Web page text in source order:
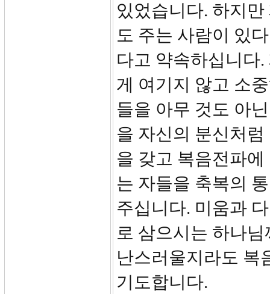
있었습니다. 하지
도 주는 사람이 있
다고 약속하십니다
게 여기지 않고 소
들을 아무 것도 아
을 자신의 분신처
을 갖고 복음전파
는 자들을 축복의
주십니다. 미움과
로 삼으시는 하나
난스러울지라도 복
기도합니다.